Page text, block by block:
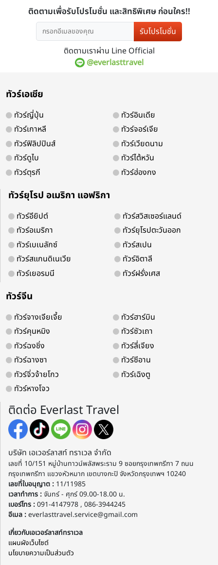
มีโปรแกรมทัวร์มากมาย
ทั้งไทยและต่างประเทศ
พร้อมโปรโมชั่นพิเศษ ก่อนใคร
จองออนไลน์ 24 ชม.
ติดตามเพื่อรับโปรโมชั่น และสิทธิพิเ
รับโปรโมชั่น
ติดตามเราผ่าน Line Official
@everlasttravel
ทัวร์เอเชีย
ทัวร์ญี่ปุ่น
ทัวร์เกาหลี
ทัวร์ฟิลิปปินส์
ทัวร์ดูไบ
ทัวร์ตุรกี
ทัวร์อินเดีย
ทัวร์จอร์เจีย
ทัวร์เวียดนาม
ทัวร์ไต้หวัน
ทัวร์ฮ่องกง
ทัวร์ยุโรป อเมริกา แอฟริกา
ทัวร์อียิปต์
ทัวร์อเมริกา
ทัวร์เบเนลักซ์
ทัวร์สแกนดิเนเวีย
ทัวร์เยอรมนี
ทัวร์สวิสเซอร์แลนด์
ทัวร์ยุโรปตะวันออก
ทัวร์สเปน
ทัวร์อิตาลี
ทัวร์ฝรั่งเศส
ทัวร์จีน
ทัวร์จางเจียเจี้ย
ทัวร์คุนหมิง
ทัวร์ฉงชิ่ง
ทัวร์ฉางซา
ทัวร์จิ่วจ้ายโกว
ทัวร์หางโจว
ทัวร์ฮาร์บิน
ทัวร์ซัวเถา
ทัวร์ลี่เจียง
ทัวร์ซีอาน
ทัวร์เฉิงตู
ติดต่อ Everlast Travel
บริษัท เอเวอร์ลาสท์ ทราเวล จำกัด
เลขที่ 10/151 หมู่บ้านทาวน์พลัสพระราม 9 ซอยกรุงเทพกรีฑา 7 ถนน
กรุงเทพกรีฑา แขวงหัวหมาก เขตบางกะปิ จังหวัดกรุงเทพฯ 10240
เลขที่ใบอนุญาต : 11/11985
เวลาทำการ :จันทร์ - ศุกร์ 09.00-18.00 น.
เบอร์โทร :091-4147978 , 086-3944245
อีเมล :everlasttravel.service@gmail.com
เกี่ยวกับเอเวอร์ลาสท์ทราเวล
แผนผังเว็บไซต์
นโยบายความเป็นส่วนตัว